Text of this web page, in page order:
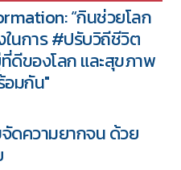
“กินช่วยโลก
ในการ #ปรับวิถีชีวิต
ดีของโลก และสุขภาพ
อมกัน"
ดความยากจน ด้วย